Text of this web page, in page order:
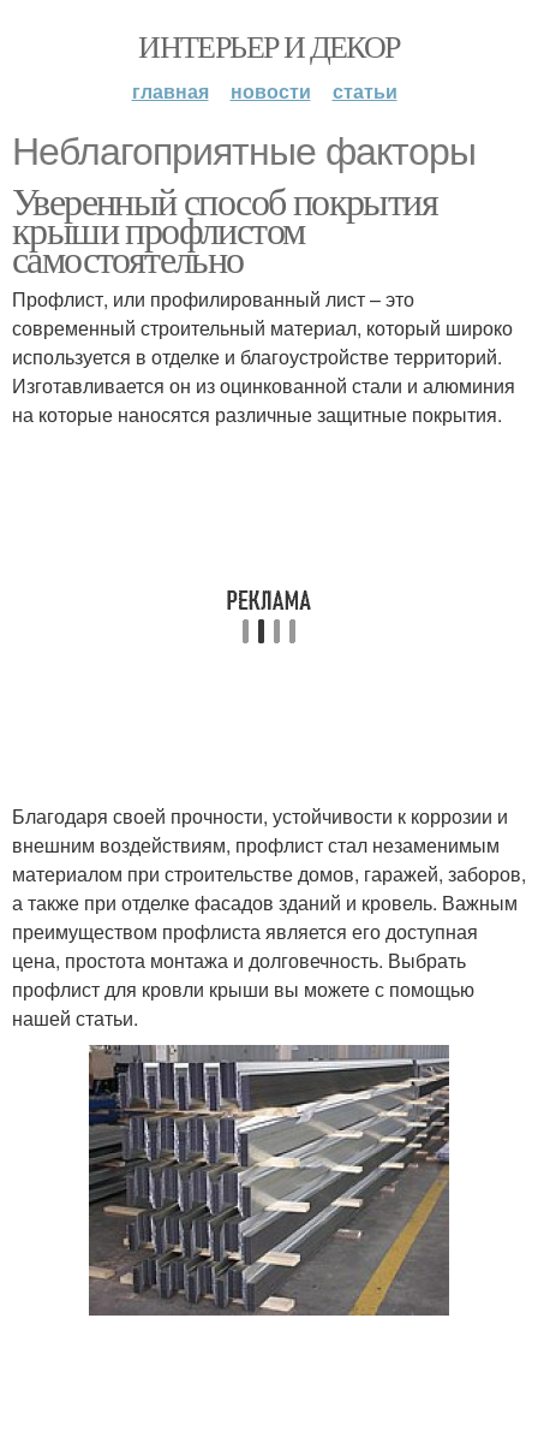
ИНТЕРЬЕР И ДЕКОР
главная новости статьи
Неблагоприятные факторы
Уверенный способ покрытия
крыши профлистом
самостоятельно
Профлист, или профилированный лист – это
современный строительный материал, который широко
используется в отделке и благоустройстве территорий.
Изготавливается он из оцинкованной стали и алюминия
на которые наносятся различные защитные покрытия.
Благодаря своей прочности, устойчивости к коррозии и
внешним воздействиям, профлист стал незаменимым
материалом при строительстве домов, гаражей, заборов,
а также при отделке фасадов зданий и кровель. Важным
преимуществом профлиста является его доступная
цена, простота монтажа и долговечность. Выбрать
профлист для кровли крыши вы можете с помощью
нашей статьи.